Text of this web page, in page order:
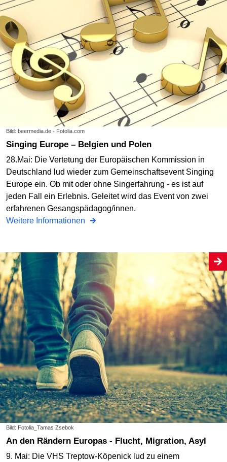
Bild: beermedia.de - Fotolia.com
Singing Europe – Belgien und Polen
28.Mai: Die Vertetung der Europäischen Kommission in
Deutschland lud wieder zum Gemeinschaftsevent Singing
Europe ein. Ob mit oder ohne Singerfahrung - es ist auf
jeden Fall ein Erlebnis. Geleitet wird das Event von zwei
erfahrenen Gesangspädagog/innen.
Weitere Informationen
Bild: Fotolia_Tamas Zsebok
An den Rändern Europas - Flucht, Migration, Asyl
9. Mai: Die VHS Treptow-Köpenick lud zu einem